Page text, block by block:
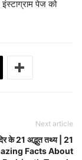
पेज को
Next article
के 21 अद्भुत तथ्य | 21
Facts About